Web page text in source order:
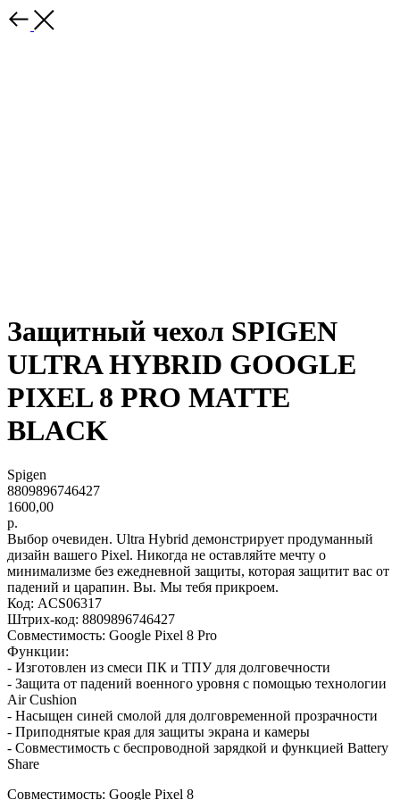
Защитный чехол SPIGEN
ULTRA HYBRID GOOGLE
PIXEL 8 PRO MATTE
BLACK
Spigen
8809896746427
1600,00
р.
Выбор очевиден. Ultra Hybrid демонстрирует продуманный
дизайн вашего Pixel. Никогда не оставляйте мечту о
минимализме без ежедневной защиты, которая защитит вас от
падений и царапин. Вы. Мы тебя прикроем.
Код: ACS06317
Штрих-код: 8809896746427
Совместимость: Google Pixel 8 Pro
Функции:
- Изготовлен из смеси ПК и ТПУ для долговечности
- Защита от падений военного уровня с помощью технологии
Air Cushion
- Насыщен синей смолой для долговременной прозрачности
- Приподнятые края для защиты экрана и камеры
- Совместимость с беспроводной зарядкой и функцией Battery
Share
Совместимость: Google Pixel 8